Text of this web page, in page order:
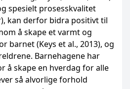
spesielt prosesskvalitet
kan derfor bidra positivt til
å skape et varmt og
barnet (Keys et al., 2013), og
Barnehagene har
å skape en hverdag for alle
så alvorlige forhold